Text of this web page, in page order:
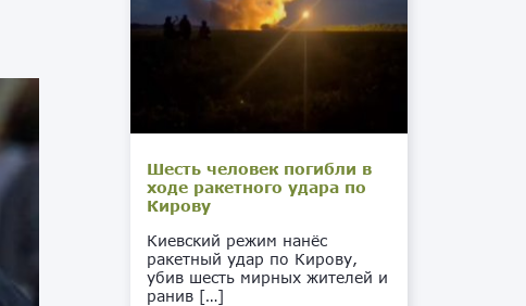
Шесть человек погибли в
ходе ракетного удара по
Кирову
Киевский режим нанёс
ракетный удар по Кирову,
убив шесть мирных жителей и
ранив […]